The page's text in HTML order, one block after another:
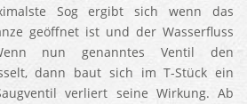
Sog ergibt sich wenn das
geöffnet ist und der Wasserfluss
nun genanntes Ventil den
dann baut sich im T-Stück ein
verliert seine Wirkung. Ab